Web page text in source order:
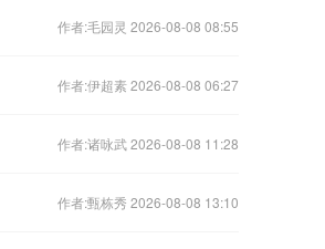
作者:毛园灵 2026-08-08 08:55
作者:伊超素 2026-08-08 06:27
作者:诸咏武 2026-08-08 11:28
作者:甄栋秀 2026-08-08 13:10